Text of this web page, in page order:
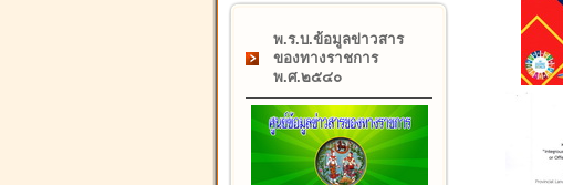
พ.ร.บ.ข้อมูลข่าวสาร
ของทางราชการ
พ.ศ.๒๕๔๐